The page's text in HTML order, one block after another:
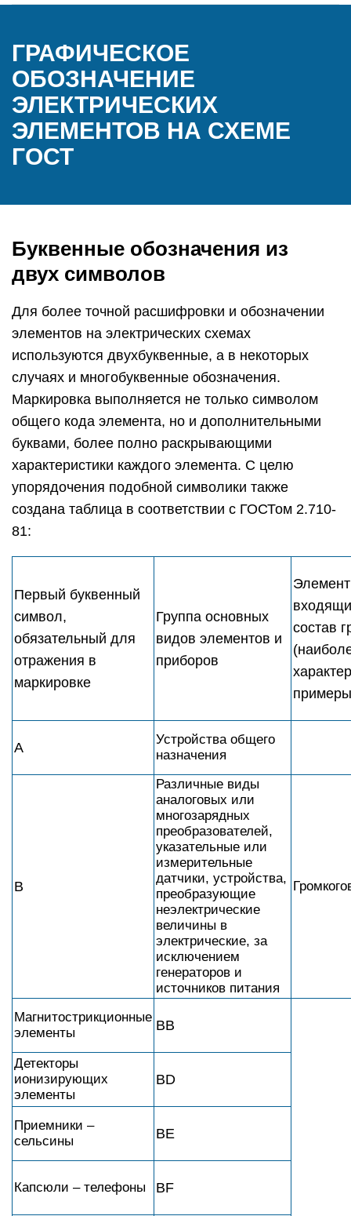
ГРАФИЧЕСКОЕ
ОБОЗНАЧЕНИЕ
ЭЛЕКТРИЧЕСКИХ
ЭЛЕМЕНТОВ НА СХЕМЕ
ГОСТ
Буквенные обозначения из
двух символов
Для более точной расшифровки и обозначении
элементов на электрических схемах
используются двухбуквенные, а в некоторых
случаях и многобуквенные обозначения.
Маркировка выполняется не только символом
общего кода элемента, но и дополнительными
буквами, более полно раскрывающими
характеристики каждого элемента. С целю
упорядочения подобной символики также
создана таблица в соответствии с ГОСТом 2.710-
81:
Первый буквенный
символ,
обязательный для
отражения в
маркировке
Группа основных
видов элементов и
приборов
состав
A
Устройства общего
назначения
B
Различные виды
аналоговых или
многозарядных
преобразователей,
указательные или
измерительные
датчики, устройства,
преобразующие
неэлектрические
величины в
электрические, за
исключением
генераторов и
источников питания
Магнитострикционные
элементы
BB
Детекторы
ионизирующих
элементы
BD
Приемники –
сельсины
BE
Капсюли – телефоны BF